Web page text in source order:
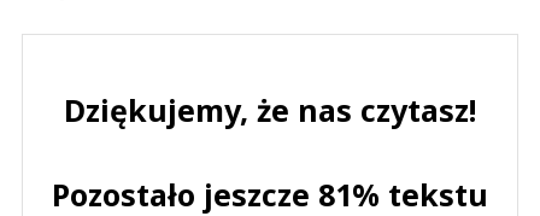
Dziękujemy, że nas czytasz!
Pozostało jeszcze 81% tekstu